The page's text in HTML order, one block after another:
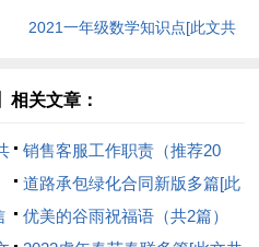
2021一年级数学知识点[此文共
相关文章：
销售客服工作职责（推荐20
篇）[此文共6490字]
道路承包绿化合同新版多篇[此
文共5212字]
优美的谷雨祝福语（共2篇）